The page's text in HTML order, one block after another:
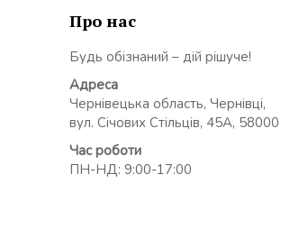
Про нас
Будь обізнаний – дій рішуче!
Адреса
Чернівецька область, Чернівці,
вул. Січових Стільців, 45А, 58000
Час роботи
ПН-НД: 9:00-17:00